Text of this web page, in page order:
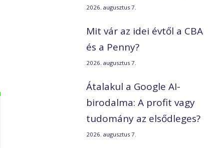
2026. augusztus 7.
Mit vár az idei évtől a CBA
és a Penny?
2026. augusztus 7.
Átalakul a Google AI-
birodalma: A profit vagy
tudomány az elsődleges?
2026. augusztus 7.